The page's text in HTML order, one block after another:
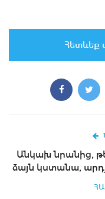
Հետևեք
Անկախ նրանից,
ձայն կստանա,